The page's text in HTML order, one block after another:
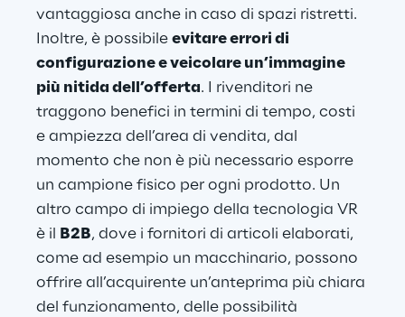
vantaggiosa anche in caso di spazi ristretti.
Inoltre, è possibile evitare errori di
configurazione e veicolare un’immagine
più nitida dell’offerta. I rivenditori ne
traggono benefici in termini di tempo, costi
e ampiezza dell’area di vendita, dal
momento che non è più necessario esporre
un campione fisico per ogni prodotto. Un
altro campo di impiego della tecnologia VR
è il
B2B, dove i fornitori di articoli elaborati,
come ad esempio un macchinario, possono
offrire all’acquirente un’anteprima più chiara
del funzionamento, delle possibilità